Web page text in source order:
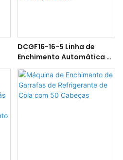
DCGF16-16-5 Linha de
Enchimento Automática 3
em 1 para Garrafas PET, de
A a Z - CSD (Refrigerantes,
Água e Bebidas
Carbonatadas) - Pronto